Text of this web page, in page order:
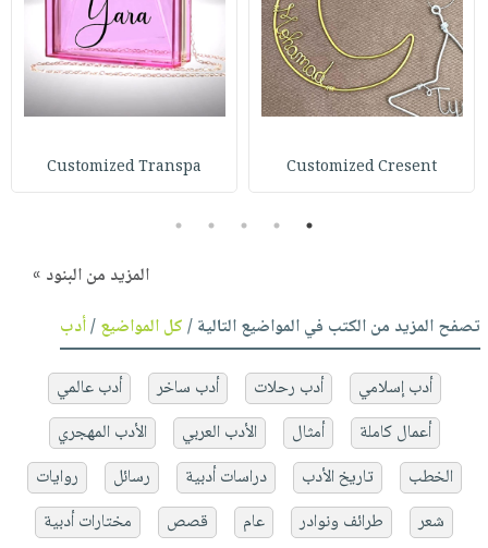
Customized Cresent
Customized Transpa
1
2
3
4
5
المزيد من البنود »
تصفح المزيد من الكتب في المواضيع التالية /كل المواضيع/أدب
أدب إسلامي أدب رحلات أدب ساخر
أدب عالمي
أعمال كاملة
أمثال الأدب العربي
الأدب المهجري
الخطب
تاريخ الأدب دراسات أدبية رسائل
روايات
شعر
طرائف ونوادر عام قصص
مختارات أدبية